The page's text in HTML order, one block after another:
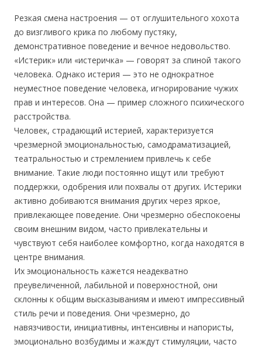
Резкая смена настроения — от оглушительного хохота
до визгливого крика по любому пустяку,
демонстративное поведение и вечное недовольство.
«Истерик» или «истеричка» — говорят за спиной такого
человека. Однако истерия — это не однократное
неуместное поведение человека, игнорирование чужих
прав и интересов. Она — пример сложного психического
расстройства.
Человек, страдающий истерией, характеризуется
чрезмерной эмоциональностью, самодраматизацией,
театральностью и стремлением привлечь к себе
внимание. Такие люди постоянно ищут или требуют
поддержки, одобрения или похвалы от других. Истерики
активно добиваются внимания других через яркое,
привлекающее поведение. Они чрезмерно обеспокоены
своим внешним видом, часто привлекательны и
чувствуют себя наиболее комфортно, когда находятся в
центре внимания.
Их эмоциональность кажется неадекватно
преувеличенной, лабильной и поверхностной, они
склонны к общим высказываниям и имеют импрессивный
стиль речи и поведения. Они чрезмерно, до
навязчивости, инициативны, интенсивны и напористы,
эмоционально возбудимы и жаждут стимуляции, часто